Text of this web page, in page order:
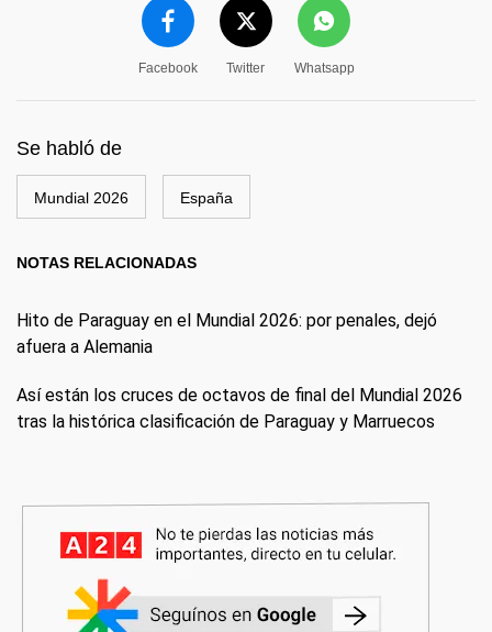
Facebook Twitter Whatsapp
Se habló de
Mundial 2026 España
NOTAS RELACIONADAS
Hito de Paraguay en el Mundial 2026: por penales, dejó
afuera a Alemania
Así están los cruces de octavos de final del Mundial 2026
tras la histórica clasificación de Paraguay y Marruecos